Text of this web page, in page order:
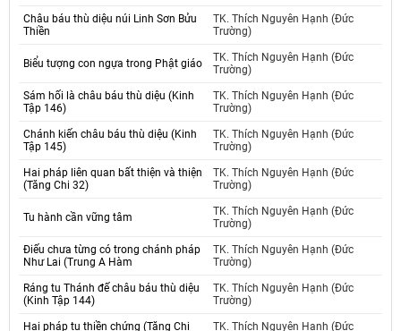
Châu báu thù diệu núi Linh Sơn Bửu
Thiền
TK. Thích Nguyên Hạnh (Đức
Trường)
Biểu tượng con ngựa trong Phật giáo
TK. Thích Nguyên Hạnh (Đức
Trường)
Sám hối là châu báu thù diệu (Kinh
Tập 146)
TK. Thích Nguyên Hạnh (Đức
Trường)
Chánh kiến châu báu thù diệu (Kinh
Tập 145)
TK. Thích Nguyên Hạnh (Đức
Trường)
Hai pháp liên quan bất thiện và thiện
(Tăng Chi 32)
TK. Thích Nguyên Hạnh (Đức
Trường)
Tu hành cần vững tâm
TK. Thích Nguyên Hạnh (Đức
Trường)
Điếu chưa từng có trong chánh pháp
Như Lai (Trung A Hàm
TK. Thích Nguyên Hạnh (Đức
Trường)
Ráng tu Thánh đế châu báu thù diệu
(Kinh Tập 144)
TK. Thích Nguyên Hạnh (Đức
Trường)
Hai pháp tu thiền chứng (Tăng Chi
TK. Thích Nguyên Hạnh (Đức